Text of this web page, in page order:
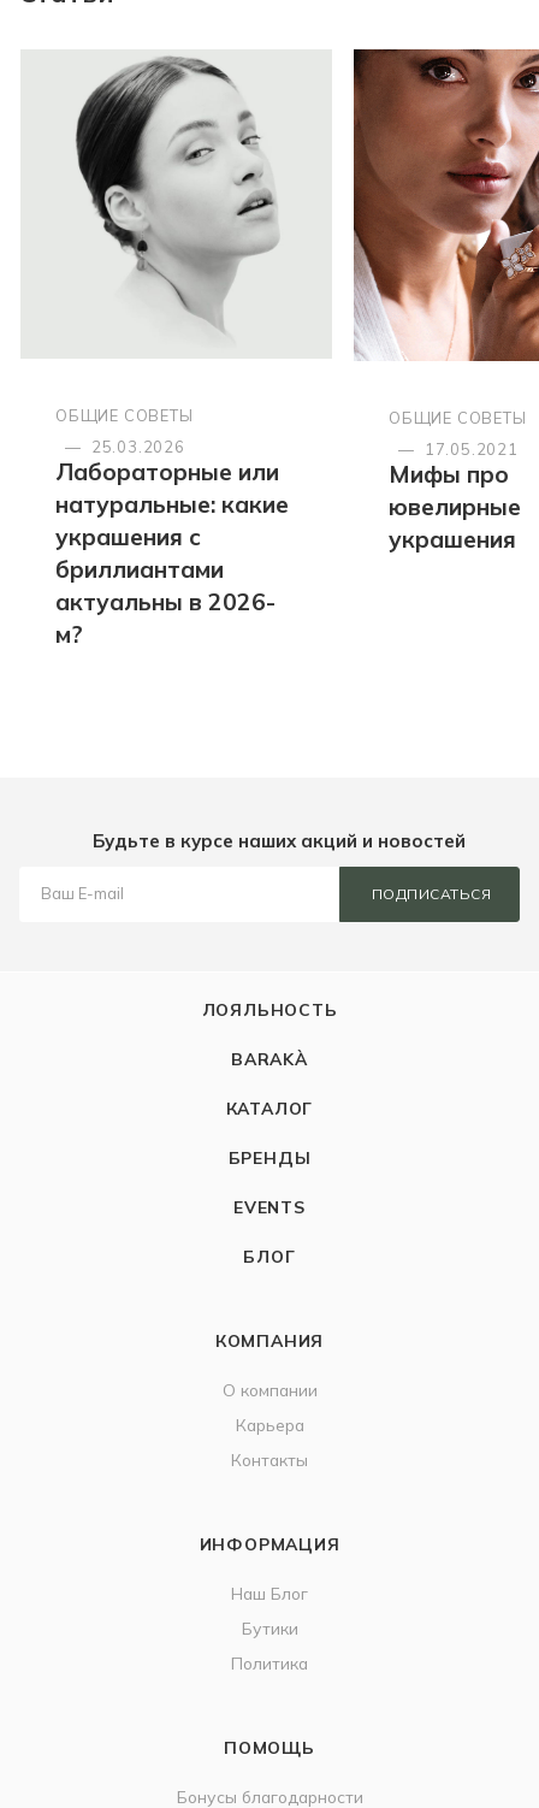
ОБЩИЕ СОВЕТЫ
—
25.03.2026
Лабораторные или
натуральные: какие
украшения с
бриллиантами
актуальны в 2026-
м?
ОБЩИЕ СОВЕТЫ
—
17.05.2021
Мифы про
ювелирные
украшения
Будьте в курсе наших акций и новостей
ПОДПИСАТЬСЯ
ЛОЯЛЬНОСТЬ
BARAKÀ
КАТАЛОГ
БРЕНДЫ
EVENTS
БЛОГ
КОМПАНИЯ
О компании
Карьера
Контакты
ИНФОРМАЦИЯ
Наш Блог
Бутики
Политика
ПОМОЩЬ
Бонусы благодарности